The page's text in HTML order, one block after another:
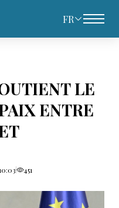
FR
LE
ENTRE
451